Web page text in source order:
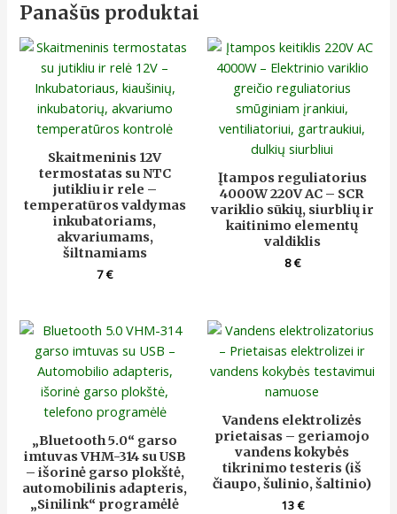
Panašūs produktai
Skaitmeninis 12V
termostatas su NTC
jutikliu ir rele –
temperatūros valdymas
inkubatoriams,
akvariumams,
šiltnamiams
7€
Įtampos reguliatorius
4000W 220V AC – SCR
variklio sūkių, siurblių ir
kaitinimo elementų
valdiklis
8€
„Bluetooth 5.0“ garso
imtuvas VHM-314 su USB
– išorinė garso plokštė,
automobilinis adapteris,
„Sinilink“ programėlė
Vandens elektrolizės
prietaisas – geriamojo
vandens kokybės
tikrinimo testeris (iš
čiaupo, šulinio, šaltinio)
13€